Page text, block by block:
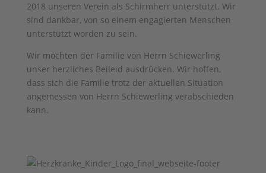
2018 unseren Verein als Schirmherr unterstützt. Wir
sind dankbar, von so einem engagierten Menschen
unterstützt worden zu sein.
Wir möchten der Familie von Herrn Schiewerling
unser herzliches Beileid ausdrücken. Wir hoffen,
dass sich die Familie trotz der aktuellen Situation
angemessen von Herrn Schiewerling verabschieden
kann.